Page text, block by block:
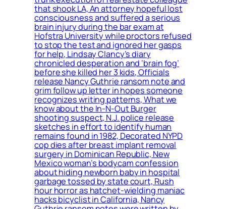
that shook LA, An attorney hopeful lost
consciousness and suffered a serious
brain injury during the bar exam at
Hofstra University while proctors refused
to stop the test and ignored her gasps
for help, Lindsay Clancy’s diary
chronicled desperation and ‘brain fog’
before she killed her 3 kids, Officials
release Nancy Guthrie ransom note and
grim follow up letter in hopes someone
recognizes writing patterns, What we
know about the In-N-Out Burger
shooting suspect, N.J. police release
sketches in effort to identify human
remains found in 1982, Decorated NYPD
cop dies after breast implant removal
surgery in Dominican Republic, New
Mexico woman’s bodycam confession
about hiding newborn baby in hospital
garbage tossed by state court, Rush
hour horror as hatchet-wielding maniac
hacks bicyclist in California, Nancy